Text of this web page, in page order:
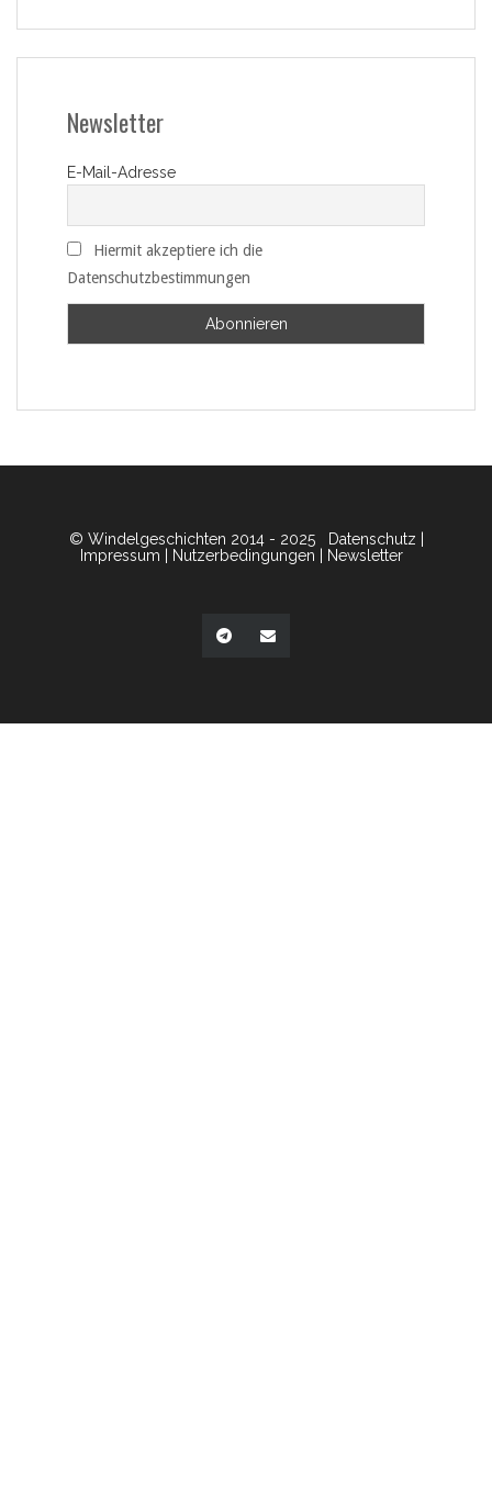
Newsletter
E-Mail-Adresse
Hiermit akzeptiere ich die
Datenschutzbestimmungen
© Windelgeschichten 2014 - 2025 Datenschutz
Impressum
Nutzerbedingungen Newsletter